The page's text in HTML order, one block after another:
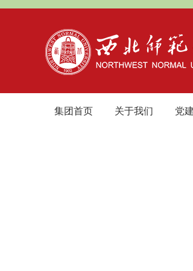
集团首页 关于我们 党